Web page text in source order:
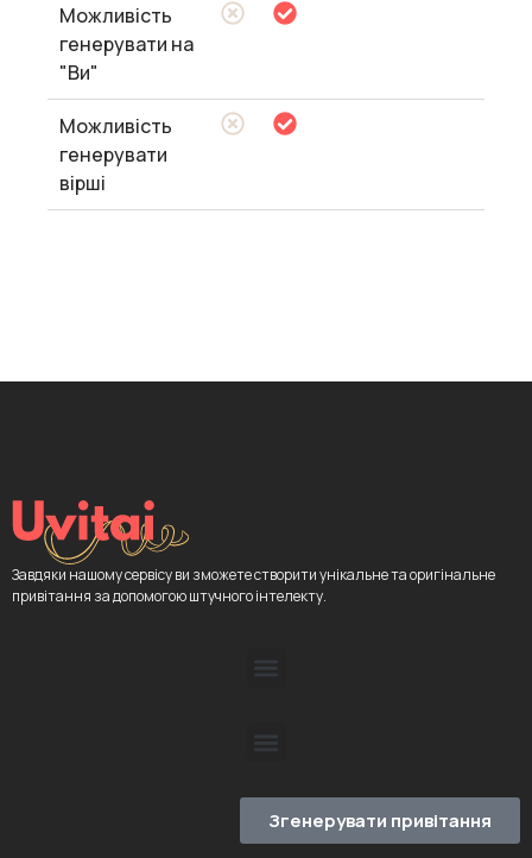
Можливість
генерувати на
"Ви"
Можливість
генерувати
вірші
Завдяки нашому сервісу ви зможете створити унікальне та оригінальне
привітання за допомогою штучного інтелекту.
Згенерувати привітання